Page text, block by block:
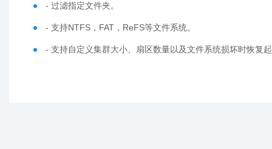
- 过滤指定文件夹。
- 支持NTFS，FAT，ReFS等文件系统。
- 支持自定义集群大小、扇区数量以及文件系统损坏时恢复